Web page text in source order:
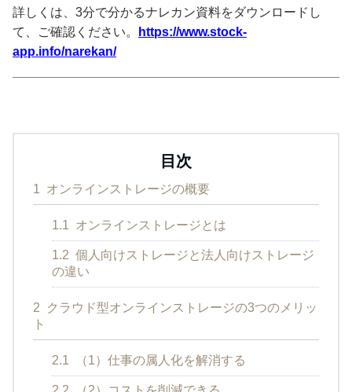
詳しくは、3分で分かるナレカン資料をダウンロードし
て、ご確認ください。
https://www.stock-
app.info/narekan/
目次
1 オンラインストレージの概要
1.1 オンラインストレージとは
1.2 個人向けストレージと法人向けストレージ
の違い
2
クラウド型オンラインストレージの3つのメリッ
ト
2.1 （1）仕事の属人化を解消する